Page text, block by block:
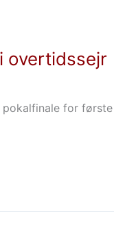
overtidssejr
for